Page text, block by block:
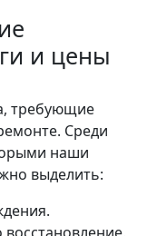
и цены
требующие
Среди
наши
выделить: